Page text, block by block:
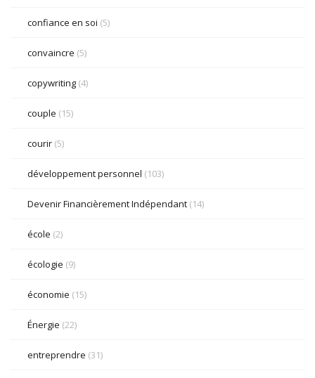
confiance en soi (5)
convaincre (5)
copywriting (4)
couple (15)
courir (5)
développement personnel (103)
Devenir Financièrement Indépendant (14)
école (2)
écologie (9)
économie (15)
Énergie (22)
entreprendre (31)